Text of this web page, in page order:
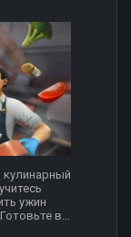
кулинарный
ужин
в...